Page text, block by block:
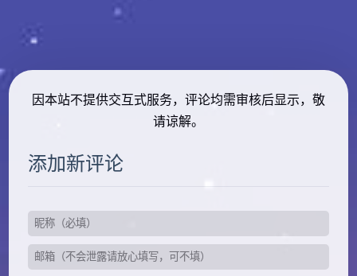
因本站不提供交互式服务，评论均需审核后显示，敬
请谅解。
添加新评论